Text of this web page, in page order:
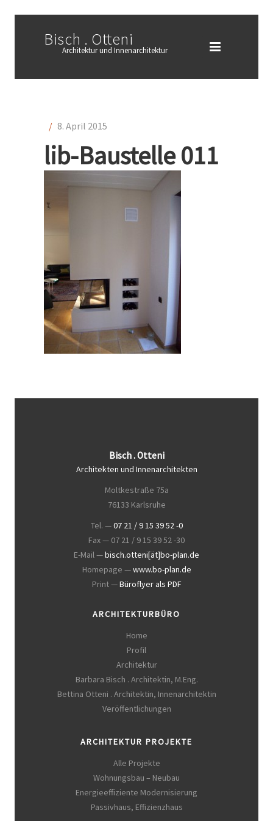
Bisch . Otteni
Architektur und Innenarchitektur
/ 8. April 2015
lib-Baustelle 011
Bisch . Otteni
Architekten und Innenarchitekten
Moltkestraße 75a
76133 Karlsruhe
Tel. —07 21 / 9 15 39 52 -0
Fax — 07 21 / 9 15 39 52 -30
E-Mail —bisch.otteni[ät]bo-plan.de
Homepage —www.bo-plan.de
Print —Büroflyer als PDF
ARCHITEKTURBÜRO
Home
Profil
Architektur
Barbara Bisch . Architektin, M.Eng.
Bettina Otteni . Architektin, Innenarchitektin
Veröffentlichungen
ARCHITEKTUR PROJEKTE
Alle Projekte
Wohnungsbau – Neubau
Energieeffiziente Modernisierung
Passivhaus, Effizienzhaus